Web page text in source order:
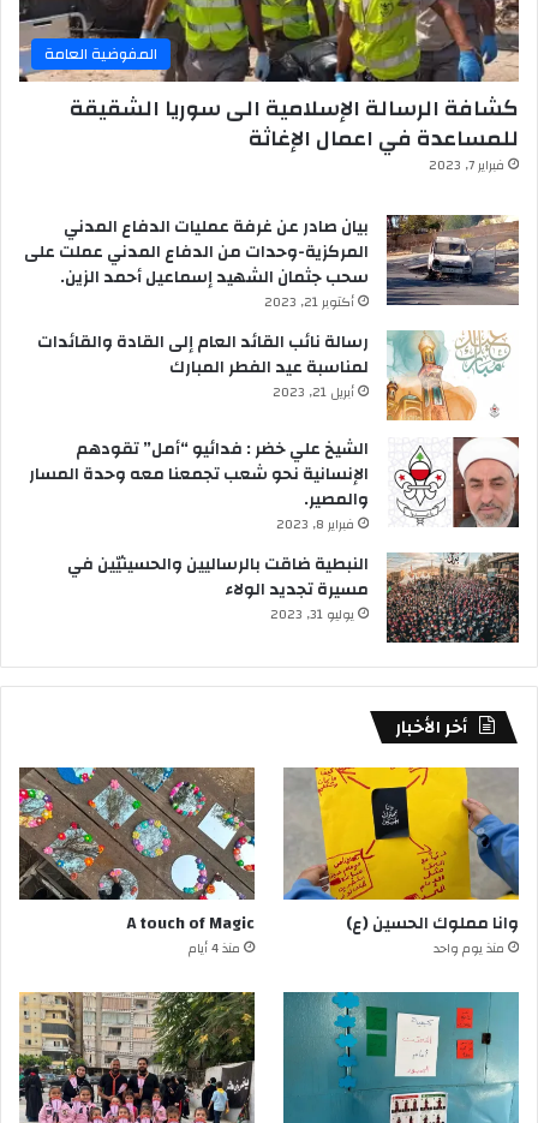
المفوضية العامة
كشافة الرسالة الإسلامية الى سوريا الشقيقة
للمساعدة في اعمال الإغاثة
فبراير 7, 2023
بيان صادر عن غرفة عمليات الدفاع المدني
المركزية-وحدات من الدفاع المدني عملت على
سحب جثمان الشهيد إسماعيل أحمد الزين.
أكتوبر 21, 2023
رسالة نائب القائد العام إلى القادة والقائدات
لمناسبة عيد الفطر المبارك
أبريل 21, 2023
الشيخ علي خضر : فدائيو “أمل” تقودهم
الإنسانية نحو شعب تجمعنا معه وحدة المسار
والمصير.
فبراير 8, 2023
النبطية ضاقت بالرساليين والحسينيّين في
مسيرة تجديد الولاء
يوليو 31, 2023
أخر الأخبار
وانا مملوك الحسين (ع)
منذ يوم واحد
A touch of Magic
منذ 4 أيام